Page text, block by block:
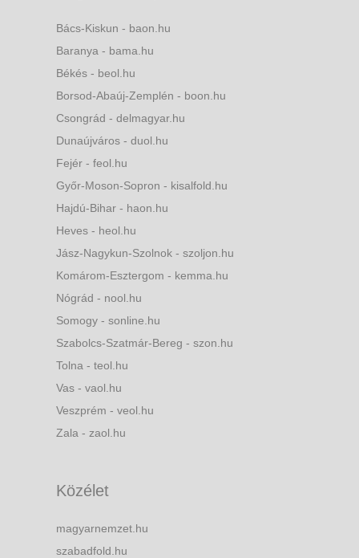
Bács-Kiskun - baon.hu
Baranya - bama.hu
Békés - beol.hu
Borsod-Abaúj-Zemplén - boon.hu
Csongrád - delmagyar.hu
Dunaújváros - duol.hu
Fejér - feol.hu
Győr-Moson-Sopron - kisalfold.hu
Hajdú-Bihar - haon.hu
Heves - heol.hu
Jász-Nagykun-Szolnok - szoljon.hu
Komárom-Esztergom - kemma.hu
Nógrád - nool.hu
Somogy - sonline.hu
Szabolcs-Szatmár-Bereg - szon.hu
Tolna - teol.hu
Vas - vaol.hu
Veszprém - veol.hu
Zala - zaol.hu
Közélet
magyarnemzet.hu
szabadfold.hu